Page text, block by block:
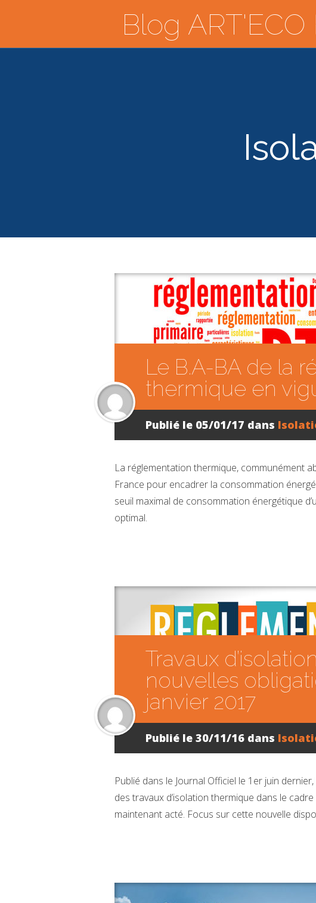
Blog
Le B.A-BA de la
thermique en
Publié le 05/01/17 dans
La réglementation thermique, communément
France pour encadrer la consommation
seuil maximal de consommation énergétique
optimal.
Travaux
nouvelles
janvier 2017
Publié le 30/11/16 dans
Publié dans le Journal Officiel le 1er juin
des travaux d’isolation thermique dans le
maintenant acté. Focus sur cette nouvelle